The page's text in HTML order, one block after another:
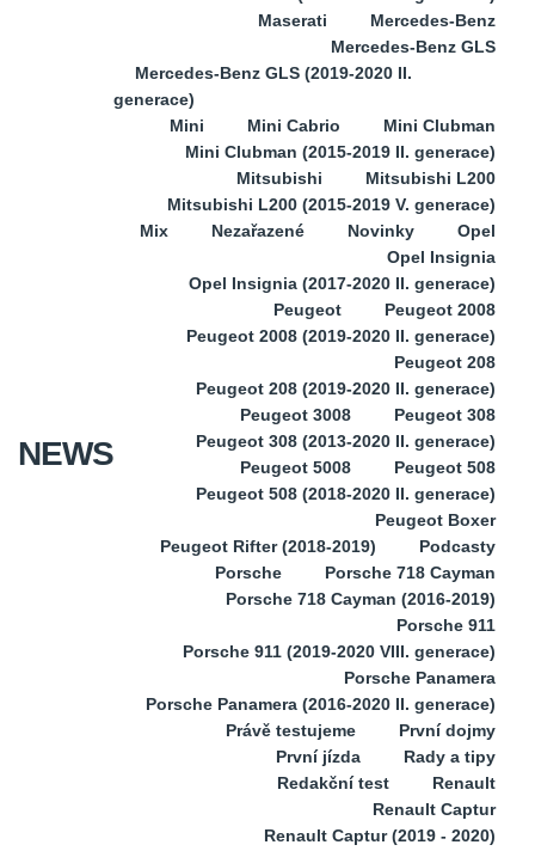
NEWS
Maserati
Mercedes-Benz
Mercedes-Benz GLS
Mercedes-Benz GLS (2019-2020 II.
generace)
Mini
Mini Cabrio
Mini Clubman
Mini Clubman (2015-2019 II. generace)
Mitsubishi
Mitsubishi L200
Mitsubishi L200 (2015-2019 V. generace)
Mix
Nezařazené Novinky
Opel
Opel Insignia
Opel Insignia (2017-2020 II. generace)
Peugeot
Peugeot 2008
Peugeot 2008 (2019-2020 II. generace)
Peugeot 208
Peugeot 208 (2019-2020 II. generace)
Peugeot 3008
Peugeot 308
Peugeot 308 (2013-2020 II. generace)
Peugeot 5008
Peugeot 508
Peugeot 508 (2018-2020 II. generace)
Peugeot Boxer
Peugeot Rifter (2018-2019)
Podcasty
Porsche
Porsche 718 Cayman
Porsche 718 Cayman (2016-2019)
Porsche 911
Porsche 911 (2019-2020 VIII. generace)
Porsche Panamera
Porsche Panamera (2016-2020 II. generace)
Právě testujeme
První dojmy
První jízda
Rady a tipy
Redakční test
Renault
Renault Captur
Renault Captur (2019 - 2020)